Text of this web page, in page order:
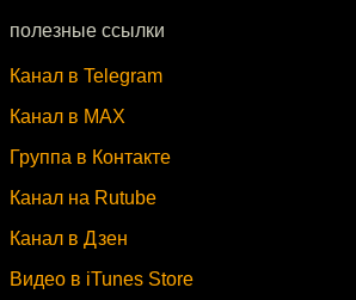
полезные ссылки
Канал в Telegram
Канал в MAX
Группа в Контакте
Канал на Rutube
Канал в Дзен
Видео в iTunes Store